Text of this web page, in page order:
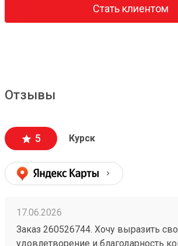
Стать клиентом
Отзывы
5 Курск
17.06.2026
Заказ 260526744. Хочу выразить
удовлетворение и благодарность